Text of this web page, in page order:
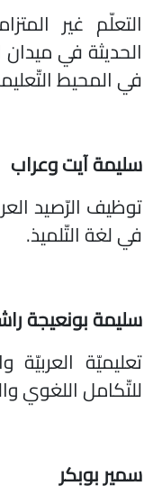
التعلّم غير
الحديثة في ميدان
في المحيط
سليمة آيت وعراب
توظيف الرّصيد
في لغة التّلميذ.
سليمة بونعيجة
تعليميّة العربيّة
للتّكامل اللغوي
سمير بوبكر